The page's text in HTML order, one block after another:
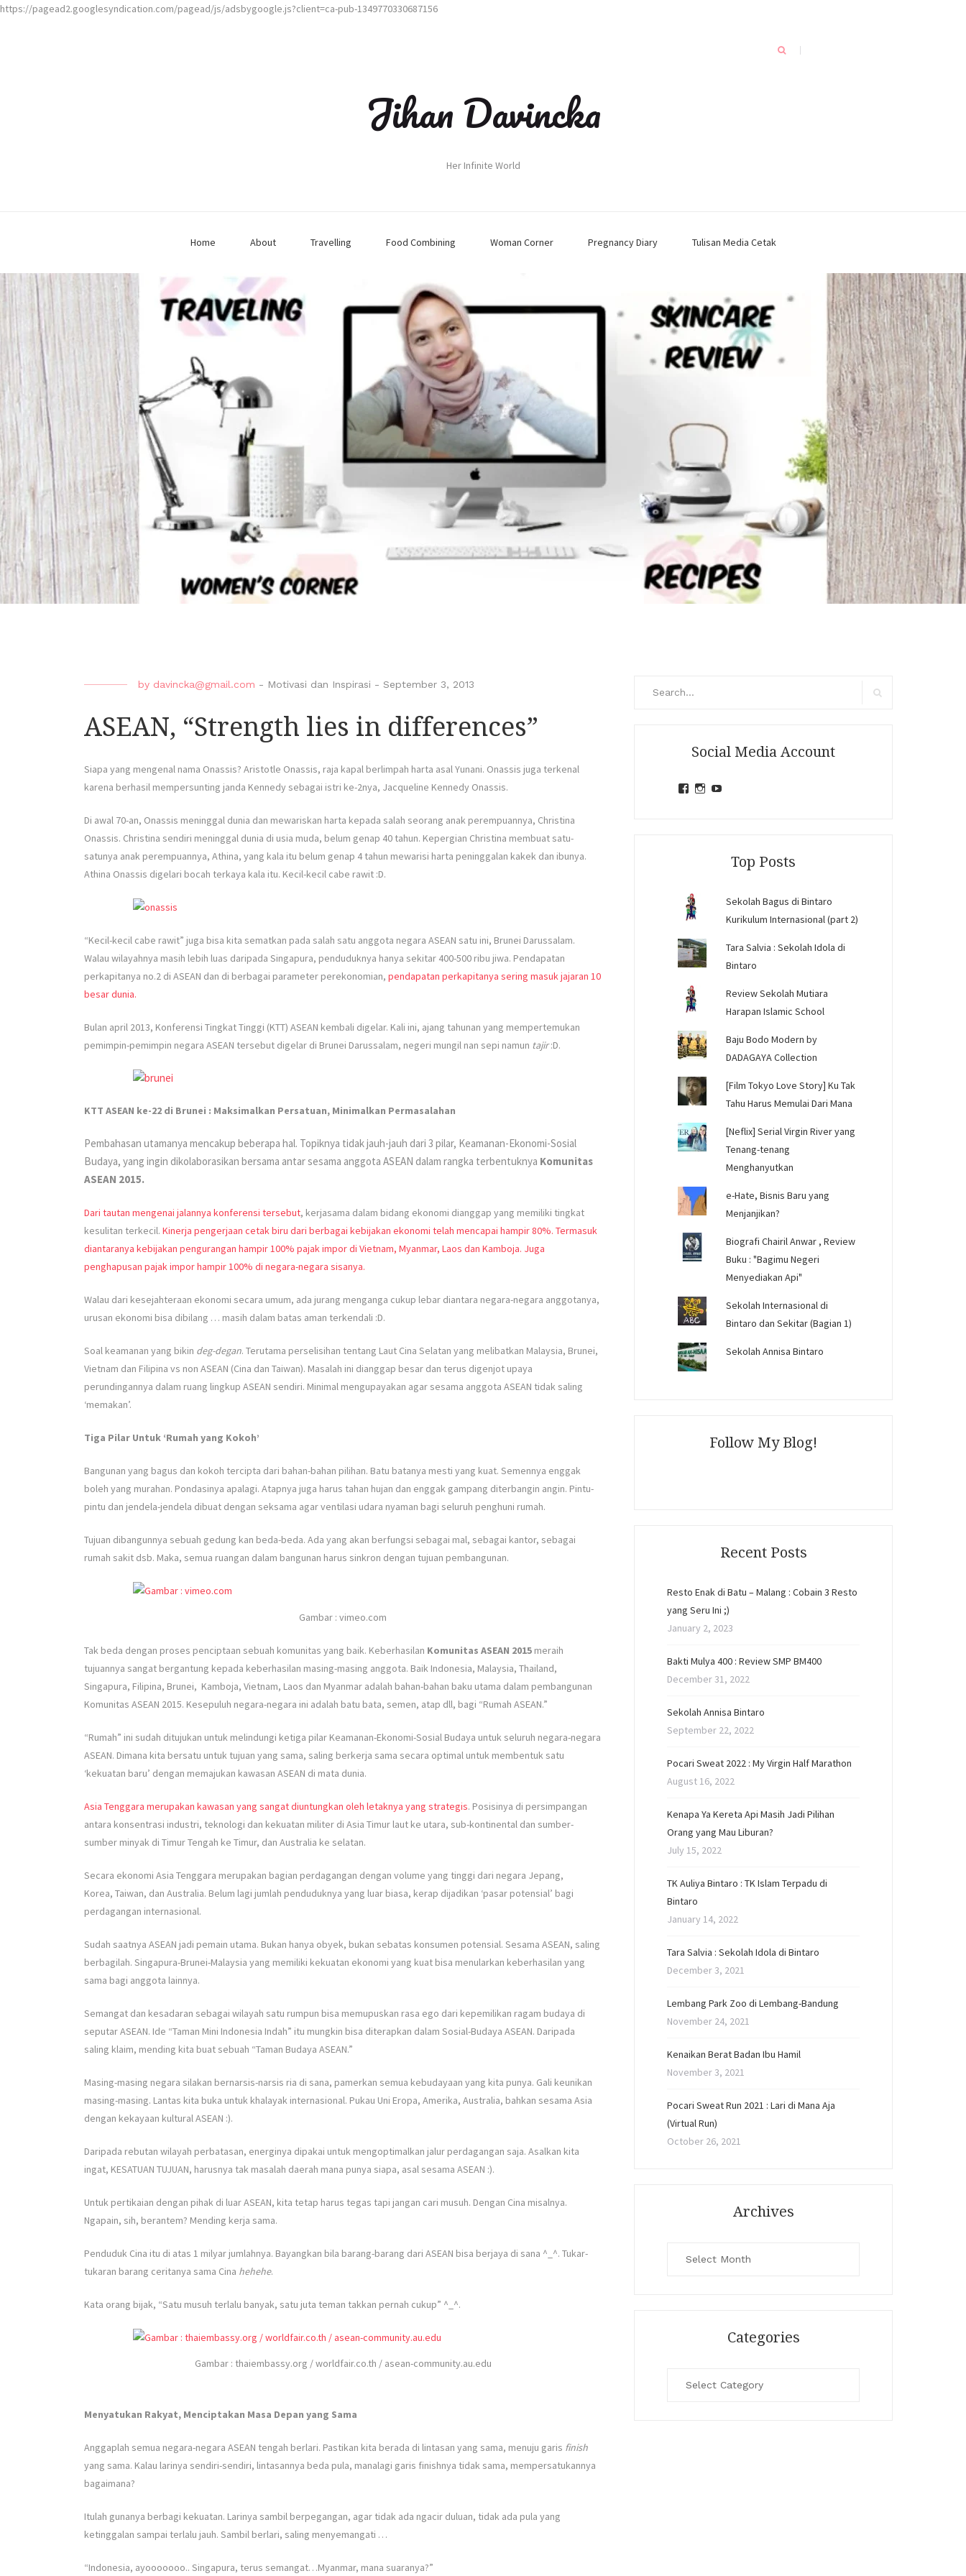
https://pagead2.googlesyndication.com/pagead/js/adsbygoogle.js?client=ca-pub-1349770330687156
Jihan Davincka
Her Infinite World
Home About Travelling Food Combining Woman Corner Pregnancy Diary Tulisan Media Cetak
by davincka@gmail.com - Motivasi dan Inspirasi - September 3, 2013
ASEAN, “Strength lies in differences”
Siapa yang mengenal nama Onassis? Aristotle Onassis, raja kapal berlimpah harta asal Yunani. Onassis juga terkenal
karena berhasil mempersunting janda Kennedy sebagai istri ke-2nya, Jacqueline Kennedy Onassis.
Di awal 70-an, Onassis meninggal dunia dan mewariskan harta kepada salah seorang anak perempuannya, Christina
Onassis. Christina sendiri meninggal dunia di usia muda, belum genap 40 tahun. Kepergian Christina membuat satu-
satunya anak perempuannya, Athina, yang kala itu belum genap 4 tahun mewarisi harta peninggalan kakek dan ibunya.
Athina Onassis digelari bocah terkaya kala itu. Kecil-kecil cabe rawit :D.
“Kecil-kecil cabe rawit” juga bisa kita sematkan pada salah satu anggota negara ASEAN satu ini, Brunei Darussalam.
Walau wilayahnya masih lebih luas daripada Singapura, penduduknya hanya sekitar 400-500 ribu jiwa. Pendapatan
perkapitanya no.2 di ASEAN dan di berbagai parameter perekonomian, pendapatan perkapitanya sering masuk jajaran 10
besar dunia.
Bulan april 2013, Konferensi Tingkat Tinggi (KTT) ASEAN kembali digelar. Kali ini, ajang tahunan yang mempertemukan
pemimpin-pemimpin negara ASEAN tersebut digelar di Brunei Darussalam, negeri mungil nan sepi namun tajir:D.
KTT ASEAN ke-22 di Brunei : Maksimalkan Persatuan, Minimalkan Permasalahan
Pembahasan utamanya mencakup beberapa hal. Topiknya tidak jauh-jauh dari 3 pilar, Keamanan-Ekonomi-Sosial
Budaya, yang ingin dikolaborasikan bersama antar sesama anggota ASEAN dalam rangka terbentuknya Komunitas
ASEAN 2015.
Dari tautan mengenai jalannya konferensi tersebut, kerjasama dalam bidang ekonomi dianggap yang memiliki tingkat
kesulitan terkecil. Kinerja pengerjaan cetak biru dari berbagai kebijakan ekonomi telah mencapai hampir 80%. Termasuk
diantaranya kebijakan pengurangan hampir 100% pajak impor di Vietnam, Myanmar, Laos dan Kamboja. Juga
penghapusan pajak impor hampir 100% di negara-negara sisanya.
Walau dari kesejahteraan ekonomi secara umum, ada jurang menganga cukup lebar diantara negara-negara anggotanya,
urusan ekonomi bisa dibilang … masih dalam batas aman terkendali :D.
Soal keamanan yang bikin deg-degan. Terutama perselisihan tentang Laut Cina Selatan yang melibatkan Malaysia, Brunei,
Vietnam dan Filipina vs non ASEAN (Cina dan Taiwan). Masalah ini dianggap besar dan terus digenjot upaya
perundingannya dalam ruang lingkup ASEAN sendiri. Minimal mengupayakan agar sesama anggota ASEAN tidak saling
‘memakan’.
Tiga Pilar Untuk ‘Rumah yang Kokoh’
Bangunan yang bagus dan kokoh tercipta dari bahan-bahan pilihan. Batu batanya mesti yang kuat. Semennya enggak
boleh yang murahan. Pondasinya apalagi. Atapnya juga harus tahan hujan dan enggak gampang diterbangin angin. Pintu-
pintu dan jendela-jendela dibuat dengan seksama agar ventilasi udara nyaman bagi seluruh penghuni rumah.
Tujuan dibangunnya sebuah gedung kan beda-beda. Ada yang akan berfungsi sebagai mal, sebagai kantor, sebagai
rumah sakit dsb. Maka, semua ruangan dalam bangunan harus sinkron dengan tujuan pembangunan.
Gambar : vimeo.com
Tak beda dengan proses penciptaan sebuah komunitas yang baik. Keberhasilan Komunitas ASEAN 2015 meraih
tujuannya sangat bergantung kepada keberhasilan masing-masing anggota. Baik Indonesia, Malaysia, Thailand,
Singapura, Filipina, Brunei, Kamboja, Vietnam, Laos dan Myanmar adalah bahan-bahan baku utama dalam pembangunan
Komunitas ASEAN 2015. Kesepuluh negara-negara ini adalah batu bata, semen, atap dll, bagi “Rumah ASEAN.”
“Rumah” ini sudah ditujukan untuk melindungi ketiga pilar Keamanan-Ekonomi-Sosial Budaya untuk seluruh negara-negara
ASEAN. Dimana kita bersatu untuk tujuan yang sama, saling berkerja sama secara optimal untuk membentuk satu
‘kekuatan baru’ dengan memajukan kawasan ASEAN di mata dunia.
Asia Tenggara merupakan kawasan yang sangat diuntungkan oleh letaknya yang strategis. Posisinya di persimpangan
antara konsentrasi industri, teknologi dan kekuatan militer di Asia Timur laut ke utara, sub-kontinental dan sumber-
sumber minyak di Timur Tengah ke Timur, dan Australia ke selatan.
Secara ekonomi Asia Tenggara merupakan bagian perdagangan dengan volume yang tinggi dari negara Jepang,
Korea, Taiwan, dan Australia. Belum lagi jumlah penduduknya yang luar biasa, kerap dijadikan ‘pasar potensial’ bagi
perdagangan internasional.
Sudah saatnya ASEAN jadi pemain utama. Bukan hanya obyek, bukan sebatas konsumen potensial. Sesama ASEAN, saling
berbagilah. Singapura-Brunei-Malaysia yang memiliki kekuatan ekonomi yang kuat bisa menularkan keberhasilan yang
sama bagi anggota lainnya.
Semangat dan kesadaran sebagai wilayah satu rumpun bisa memupuskan rasa ego dari kepemilikan ragam budaya di
seputar ASEAN. Ide “Taman Mini Indonesia Indah” itu mungkin bisa diterapkan dalam Sosial-Budaya ASEAN. Daripada
saling klaim, mending kita buat sebuah “Taman Budaya ASEAN.”
Masing-masing negara silakan bernarsis-narsis ria di sana, pamerkan semua kebudayaan yang kita punya. Gali keunikan
masing-masing. Lantas kita buka untuk khalayak internasional. Pukau Uni Eropa, Amerika, Australia, bahkan sesama Asia
dengan kekayaan kultural ASEAN :).
Daripada rebutan wilayah perbatasan, energinya dipakai untuk mengoptimalkan jalur perdagangan saja. Asalkan kita
ingat, KESATUAN TUJUAN, harusnya tak masalah daerah mana punya siapa, asal sesama ASEAN :).
Untuk pertikaian dengan pihak di luar ASEAN, kita tetap harus tegas tapi jangan cari musuh. Dengan Cina misalnya.
Ngapain, sih, berantem? Mending kerja sama.
Penduduk Cina itu di atas 1 milyar jumlahnya. Bayangkan bila barang-barang dari ASEAN bisa berjaya di sana ^_^. Tukar-
tukaran barang ceritanya sama Cina hehehe.
Kata orang bijak, “Satu musuh terlalu banyak, satu juta teman takkan pernah cukup” ^_^.
Gambar : thaiembassy.org / worldfair.co.th / asean-community.au.edu
Menyatukan Rakyat, Menciptakan Masa Depan yang Sama
Anggaplah semua negara-negara ASEAN tengah berlari. Pastikan kita berada di lintasan yang sama, menuju garis finish
yang sama. Kalau larinya sendiri-sendiri, lintasannya beda pula, manalagi garis finishnya tidak sama, mempersatukannya
bagaimana?
Itulah gunanya berbagi kekuatan. Larinya sambil berpegangan, agar tidak ada ngacir duluan, tidak ada pula yang
ketinggalan sampai terlalu jauh. Sambil berlari, saling menyemangati …
“Indonesia, ayooooooo.. Singapura, terus semangat…Myanmar, mana suaranya?”
Social Media Account
ViewView
Top Posts
Sekolah Bagus di Bintaro
Kurikulum Internasional (part 2)
Tara Salvia : Sekolah Idola di
Bintaro
Review Sekolah Mutiara
Harapan Islamic School
Baju Bodo Modern by
DADAGAYA Collection
[Film Tokyo Love Story] Ku Tak
Tahu Harus Memulai Dari Mana
[Neflix] Serial Virgin River yang
Tenang-tenang
Menghanyutkan
e-Hate, Bisnis Baru yang
Menjanjikan?
Biografi Chairil Anwar , Review
Buku : "Bagimu Negeri
Menyediakan Api"
Sekolah Internasional di
Bintaro dan Sekitar (Bagian 1)
Sekolah Annisa Bintaro
Follow My Blog!
Recent Posts
Resto Enak di Batu – Malang : Cobain 3 Resto
yang Seru Ini ;)
January 2, 2023
Bakti Mulya 400 : Review SMP BM400
December 31, 2022
Sekolah Annisa Bintaro
September 22, 2022
Pocari Sweat 2022 : My Virgin Half Marathon
August 16, 2022
Kenapa Ya Kereta Api Masih Jadi Pilihan
Orang yang Mau Liburan?
July 15, 2022
TK Auliya Bintaro : TK Islam Terpadu di
Bintaro
January 14, 2022
Tara Salvia : Sekolah Idola di Bintaro
December 3, 2021
Lembang Park Zoo di Lembang-Bandung
November 24, 2021
Kenaikan Berat Badan Ibu Hamil
November 3, 2021
Pocari Sweat Run 2021 : Lari di Mana Aja
(Virtual Run)
October 26, 2021
Archives
Categories